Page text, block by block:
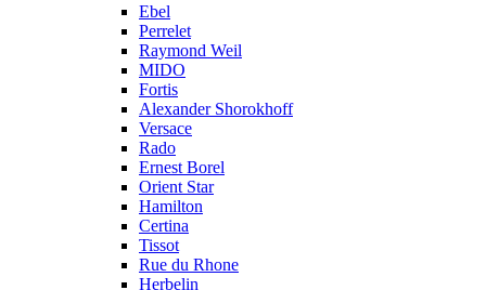
Ebel
Perrelet
Raymond Weil
MIDO
Fortis
Alexander Shorokhoff
Versace
Rado
Ernest Borel
Orient Star
Hamilton
Certina
Tissot
Rue du Rhone
Herbelin